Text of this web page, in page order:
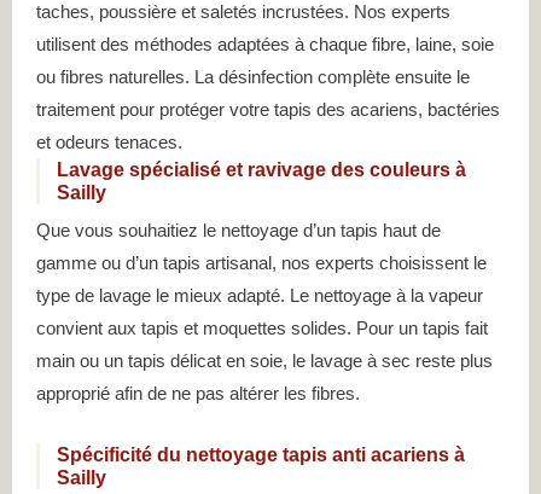
taches, poussière et saletés incrustées. Nos experts
utilisent des méthodes adaptées à chaque fibre, laine, soie
ou fibres naturelles. La désinfection complète ensuite le
traitement pour protéger votre tapis des acariens, bactéries
et odeurs tenaces.
Lavage spécialisé et ravivage des couleurs à
Sailly
Que vous souhaitiez le nettoyage d’un tapis haut de
gamme ou d’un tapis artisanal, nos experts choisissent le
type de lavage le mieux adapté. Le nettoyage à la vapeur
convient aux tapis et moquettes solides. Pour un tapis fait
main ou un tapis délicat en soie, le lavage à sec reste plus
approprié afin de ne pas altérer les fibres.
Spécificité du nettoyage tapis anti acariens à
Sailly